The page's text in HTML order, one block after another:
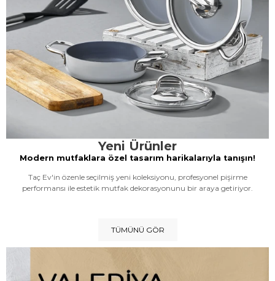
Yeni Ürünler
Modern mutfaklara özel tasarım harikalarıyla tanışın!
Taç Ev'in özenle seçilmiş yeni koleksiyonu, profesyonel pişirme
performansı ile estetik mutfak dekorasyonunu bir araya getiriyor.
TÜMÜNÜ GÖR